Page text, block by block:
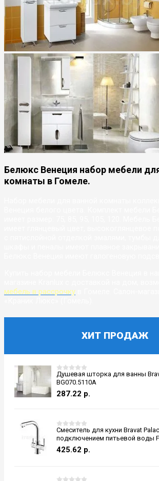
ХИТ ПРОДАЖ
Душевая шторка для ванны
BG070.5110A
287.22 р.
Смеситель для кухни Bravat
подключением питьевой воды
425.62 р.
Белюкс Венеция набор мебели
комнаты в Гомеле.
мебель в рассрочку